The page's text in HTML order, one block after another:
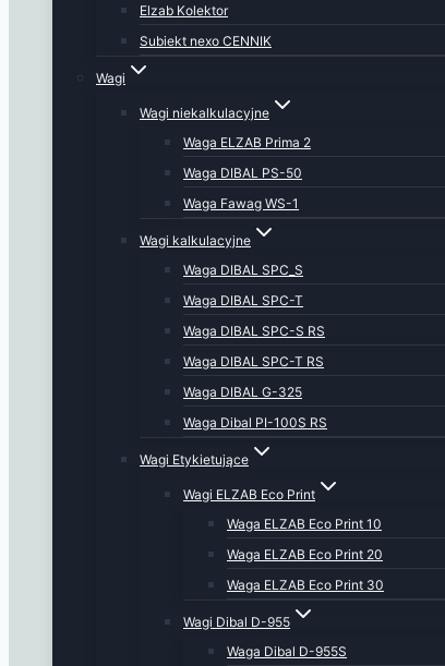
Elzab Kolektor
Subiekt nexo CENNIK
Wagi
Wagi niekalkulacyjne
Waga ELZAB Prima 2
Waga DIBAL PS-50
Waga Fawag WS-1
Wagi kalkulacyjne
Waga DIBAL SPC_S
Waga DIBAL SPC-T
Waga DIBAL SPC-S RS
Waga DIBAL SPC-T RS
Waga DIBAL G-325
Waga Dibal PI-100S RS
Wagi Etykietujące
Wagi ELZAB Eco Print
Waga ELZAB Eco Print 10
Waga ELZAB Eco Print 20
Waga ELZAB Eco Print 30
Wagi Dibal D-955
Waga Dibal D-955S